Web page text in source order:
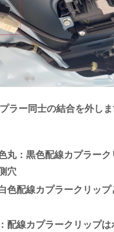
ラー同士の結合を外し
丸：黒色配線カプラー
穴
色配線カプラークリッ
配線カプラークリップ